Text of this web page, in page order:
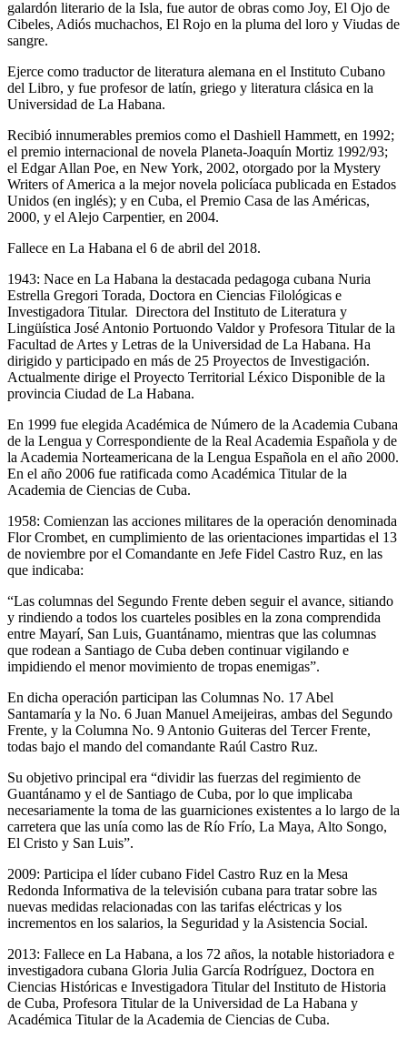
galardón literario de la Isla, fue autor de obras como Joy, El Ojo de
Cibeles, Adiós muchachos, El Rojo en la pluma del loro y Viudas de
sangre.
Ejerce como traductor de literatura alemana en el Instituto Cubano
del Libro, y fue profesor de latín, griego y literatura clásica en la
Universidad de La Habana.
Recibió innumerables premios como el Dashiell Hammett, en 1992;
el premio internacional de novela Planeta-Joaquín Mortiz 1992/93;
el Edgar Allan Poe, en New York, 2002, otorgado por la Mystery
Writers of America a la mejor novela policíaca publicada en Estados
Unidos (en inglés); y en Cuba, el Premio Casa de las Américas,
2000, y el Alejo Carpentier, en 2004.
Fallece en La Habana el 6 de abril del 2018.
1943: Nace en La Habana la destacada pedagoga cubana Nuria
Estrella Gregori Torada, Doctora en Ciencias Filológicas e
Investigadora Titular. Directora del Instituto de Literatura y
Lingüística José Antonio Portuondo Valdor y Profesora Titular de la
Facultad de Artes y Letras de la Universidad de La Habana. Ha
dirigido y participado en más de 25 Proyectos de Investigación.
Actualmente dirige el Proyecto Territorial Léxico Disponible de la
provincia Ciudad de La Habana.
En 1999 fue elegida Académica de Número de la Academia Cubana
de la Lengua y Correspondiente de la Real Academia Española y de
la Academia Norteamericana de la Lengua Española en el año 2000.
En el año 2006 fue ratificada como Académica Titular de la
Academia de Ciencias de Cuba.
1958: Comienzan las acciones militares de la operación denominada
Flor Crombet, en cumplimiento de las orientaciones impartidas el 13
de noviembre por el Comandante en Jefe Fidel Castro Ruz, en las
que indicaba:
“Las columnas del Segundo Frente deben seguir el avance, sitiando
y rindiendo a todos los cuarteles posibles en la zona comprendida
entre Mayarí, San Luis, Guantánamo, mientras que las columnas
que rodean a Santiago de Cuba deben continuar vigilando e
impidiendo el menor movimiento de tropas enemigas”.
En dicha operación participan las Columnas No. 17 Abel
Santamaría y la No. 6 Juan Manuel Ameijeiras, ambas del Segundo
Frente, y la Columna No. 9 Antonio Guiteras del Tercer Frente,
todas bajo el mando del comandante Raúl Castro Ruz.
Su objetivo principal era “dividir las fuerzas del regimiento de
Guantánamo y el de Santiago de Cuba, por lo que implicaba
necesariamente la toma de las guarniciones existentes a lo largo de la
carretera que las unía como las de Río Frío, La Maya, Alto Songo,
El Cristo y San Luis”.
2009: Participa el líder cubano Fidel Castro Ruz en la Mesa
Redonda Informativa de la televisión cubana para tratar sobre las
nuevas medidas relacionadas con las tarifas eléctricas y los
incrementos en los salarios, la Seguridad y la Asistencia Social.
2013: Fallece en La Habana, a los 72 años, la notable historiadora e
investigadora cubana Gloria Julia García Rodríguez, Doctora en
Ciencias Históricas e Investigadora Titular del Instituto de Historia
de Cuba, Profesora Titular de la Universidad de La Habana y
Académica Titular de la Academia de Ciencias de Cuba.